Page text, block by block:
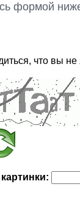
формой
что вы не